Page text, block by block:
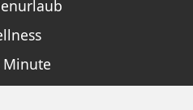
Minute